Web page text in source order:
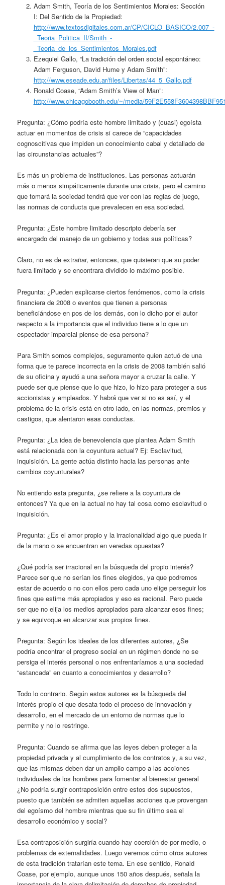
Adam Smith, Teoría de los Sentimientos Morales: Sección
I: Del Sentido de la Propiedad:
http://www.textosdigitales.com.ar/CP/CICLO_BASICO/2.007_-
_Teoria_Politica_II/Smith_-
_Teoria_de_los_Sentimientos_Morales.pdf
Ezequiel Gallo, “La tradición del orden social espontáneo:
Adam Ferguson, David Hume y Adam Smith”:
http://www.eseade.edu.ar/files/Libertas/44_5_Gallo.pdf
Ronald Coase, “Adam Smith’s View of Man”:
http://www.chicagobooth.edu/~/media/
Pregunta: ¿Cómo podría este hombre limitado y (cuasi) egoísta
actuar en momentos de crisis si carece de “capacidades
cognoscitivas que impiden un conocimiento cabal y detallado de
las circunstancias actuales”?
Es más un problema de instituciones. Las personas actuarán
más o menos simpáticamente durante una crisis, pero el camino
que tomará la sociedad tendrá que ver con las reglas de juego,
las normas de conducta que prevalecen en esa sociedad.
Pregunta: ¿Este hombre limitado descripto debería ser
encargado del manejo de un gobierno y todas sus políticas?
Claro, no es de extrañar, entonces, que quisieran que su poder
fuera limitado y se encontrara dividido lo máximo posible.
Pregunta: ¿Pueden explicarse ciertos fenómenos, como la crisis
financiera de 2008 o eventos que tienen a personas
beneficiándose en pos de los demás, con lo dicho por el autor
respecto a la importancia que el individuo tiene a lo que un
espectador imparcial piense de esa persona?
Para Smith somos complejos, seguramente quien actuó de una
forma que te parece incorrecta en la crisis de 2008 también salió
de su oficina y ayudó a una señora mayor a cruzar la calle. Y
puede ser que piense que lo que hizo, lo hizo para proteger a sus
accionistas y empleados. Y habrá que ver si no es así, y el
problema de la crisis está en otro lado, en las normas, premios y
castigos, que alentaron esas conductas.
Pregunta: ¿La idea de benevolencia que plantea Adam Smith
está relacionada con la coyuntura actual? Ej: Esclavitud,
inquisición. La gente actúa distinto hacia las personas ante
cambios coyunturales?
No entiendo esta pregunta, ¿se refiere a la coyuntura de
entonces? Ya que en la actual no hay tal cosa como esclavitud o
inquisición.
Pregunta: ¿Es el amor propio y la irracionalidad algo que pueda ir
de la mano o se encuentran en veredas opuestas?
¿Qué podría ser irracional en la búsqueda del propio interés?
Parece ser que no serían los fines elegidos, ya que podremos
estar de acuerdo o no con ellos pero cada uno elige perseguir los
fines que estime más apropiados y eso es racional. Pero puede
ser que no elija los medios apropiados para alcanzar esos fines;
y se equivoque en alcanzar sus propios fines.
Pregunta: Según los ideales de los diferentes autores, ¿Se
podría encontrar el progreso social en un régimen donde no se
persiga el interés personal o nos enfrentaríamos a una sociedad
“estancada” en cuanto a conocimientos y desarrollo?
Todo lo contrario. Según estos autores es la búsqueda del
interés propio el que desata todo el proceso de innovación y
desarrollo, en el mercado de un entorno de normas que lo
permite y no lo restringe.
Pregunta: Cuando se afirma que las leyes deben proteger a la
propiedad privada y al cumplimiento de los contratos y, a su vez,
que las mismas deben dar un amplio campo a las acciones
individuales de los hombres para fomentar al bienestar general
¿No podría surgir contraposición entre estos dos supuestos,
puesto que también se admiten aquellas acciones que provengan
del egoísmo del hombre mientras que su fin último sea el
desarrollo económico y social?
Esa contraposición surgiría cuando hay coerción de por medio, o
problemas de externalidades. Luego veremos cómo otros autores
de esta tradición tratarían este tema. En ese sentido, Ronald
Coase, por ejemplo, aunque unos 150 años después, señala la